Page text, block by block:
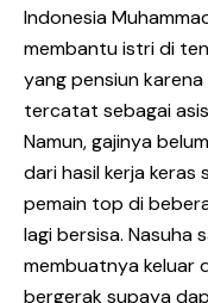
Indonesia
membantu istri di
yang pensiun
tercatat sebagai
Namun, gajinya
dari hasil kerja keras
pemain top di
lagi bersisa. Nasuha
membuatnya keluar
bergerak supaya